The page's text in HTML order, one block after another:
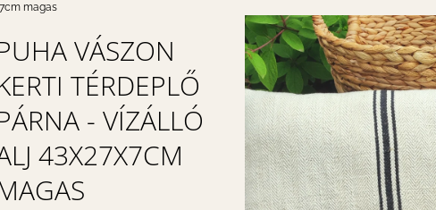
magas
VÁSZON
TÉRDEPLŐ
- VÍZÁLLÓ
43X27X7CM